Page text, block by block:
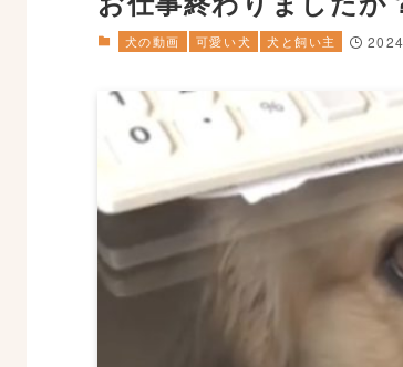
犬の動画 可愛い犬 犬と飼い主